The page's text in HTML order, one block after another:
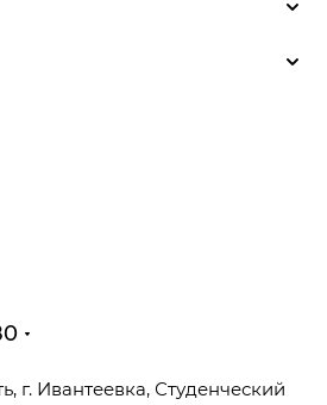
г. Ивантеевка, Студенческий